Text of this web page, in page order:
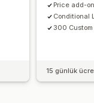
Price add-
Conditional
300
15 günlük